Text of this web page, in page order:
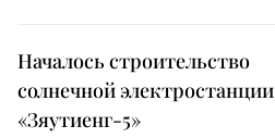
Началось строительство
солнечной электростанции
«Зяутиенг-5»